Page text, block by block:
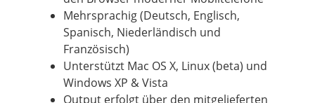
Mehrsprachig (Deutsch, Englisch,
Spanisch, Niederländisch und
Französisch)
Unterstützt Mac OS X, Linux (beta) und
Windows XP & Vista
Output erfolgt über den mitgelieferten